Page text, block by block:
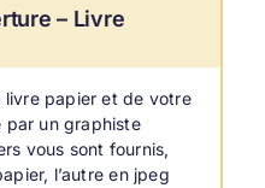
– Livre
livre papier et de votre
par un graphiste
vous sont fournis,
l’autre en jpeg